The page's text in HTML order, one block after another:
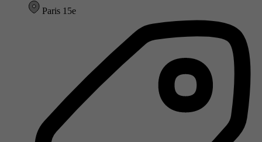
Paris 15e